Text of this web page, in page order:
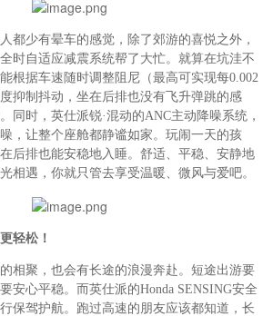
都少有晕车的感觉，除了郊游的喜悦之外，
时自适应减震系统帮了大忙。就算在坑洼不
根据车速随时调整阻尼（最高可实现每0.002
抑制抖动，坐在后排也没有飞升弹跳的感
同时，英仕派锐·混动的ANC主动降噪系统，
，让整个座舱都静谧如家。玩闹一天的孩
后排也能安稳地入睡。舒适、平稳、安静地
相遇，你就只管去享受温暖、微风与爱吧。
轻松！
相聚，也会有长途的浪漫奔赴。短途出游要
安心平稳。而英仕派的Honda SENSING安全
行保驾护航。跑过高速的朋友应该都知道，长